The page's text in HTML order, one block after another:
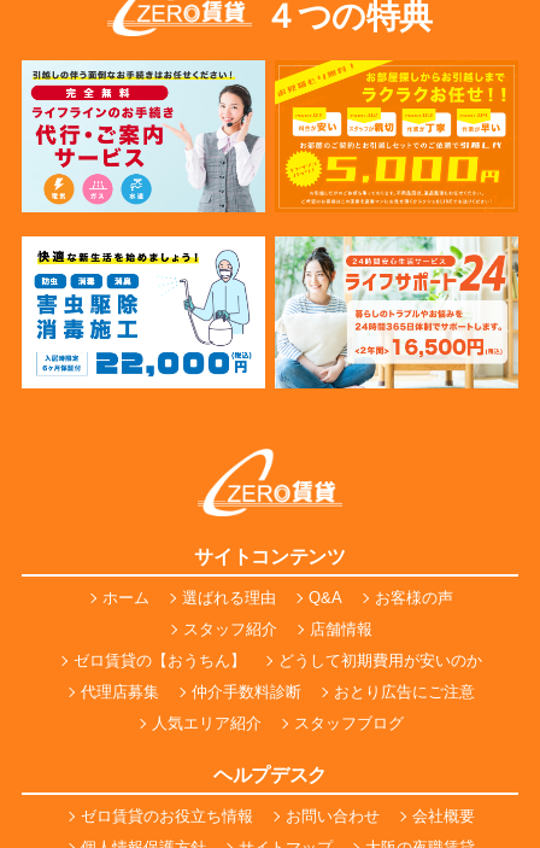
４つの特典
サイトコンテンツ
ホーム 選ばれる理由 Q&A
お客様の声
スタッフ紹介
店舗情報
ゼロ賃貸の【おうちん】
どうして初期費用が安いのか
代理店募集
仲介手数料診断
おとり広告にご注意
人気エリア紹介
スタッフブログ
ヘルプデスク
ゼロ賃貸のお役立ち情報 お問い合わせ
会社概要